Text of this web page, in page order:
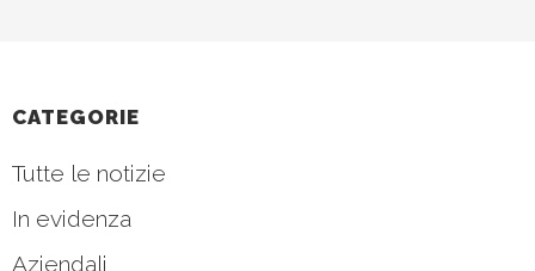
CATEGORIE
Tutte le notizie
In evidenza
Aziendali